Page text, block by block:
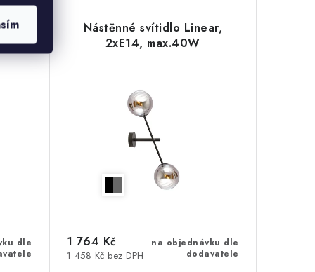
dle
Nástěnné svítidlo Linear,
2xE14, max.40W
na objednávku dle
dodavatele
1 458 Kč bez DPH
1 764 Kč